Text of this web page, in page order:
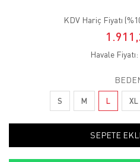
KDV Hariç Fiyatı (
Havale Fiyatı:
S M L XL
SEPETE